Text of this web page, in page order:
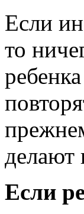
Если
то
делают
Если